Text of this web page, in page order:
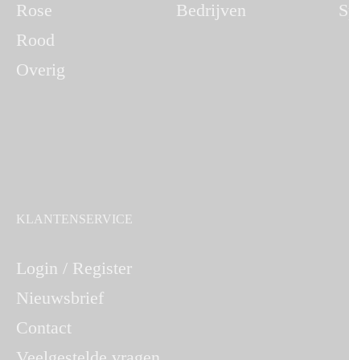
Rose
Rood
Overig
Bedrijven
KLANTENSERVICE
Login / Register
Nieuwsbrief
Contact